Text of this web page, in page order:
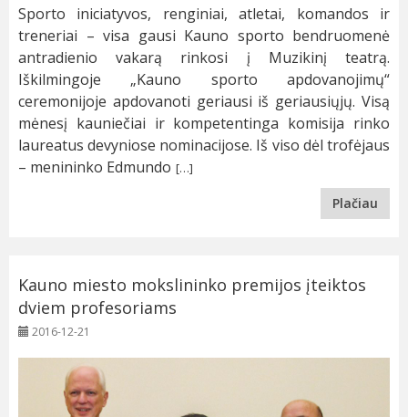
Sporto iniciatyvos, renginiai, atletai, komandos ir
treneriai – visa gausi Kauno sporto bendruomenė
antradienio vakarą rinkosi į Muzikinį teatrą.
Iškilmingoje „Kauno sporto apdovanojimų“
ceremonijoje apdovanoti geriausi iš geriausiųjų. Visą
mėnesį kauniečiai ir kompetentinga komisija rinko
laureatus devyniose nominacijose. Iš viso dėl trofėjaus
– menininko Edmundo […]
Plačiau
Kauno miesto mokslininko premijos įteiktos
dviem profesoriams
2016-12-21